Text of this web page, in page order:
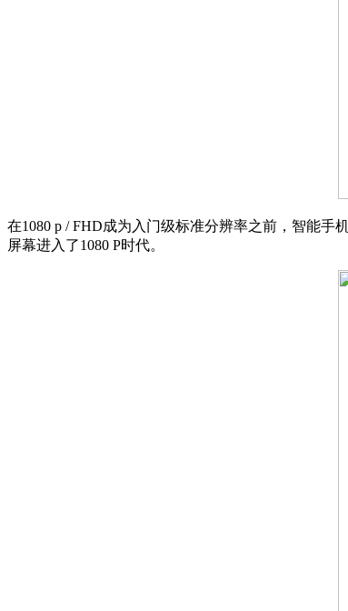
在1080 p / FHD成为入门级标准分辨率之前，智能手
屏幕进入了1080 P时代。